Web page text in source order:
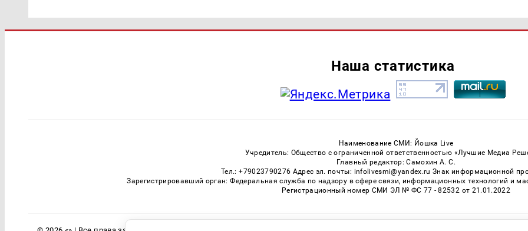
Наша статистика
Наименование СМИ: Йошка Live
Учредитель: Общество с ограниченной ответственностью «Лучшие Медиа
Главный редактор: Самохин А. С.
Тел.: +79023790276 Адрес эл. почты: infolivesmi@yandex.ru Знак информационной
Зарегистрировавший орган: Федеральная служба по надзору в сфере связи, информационных технологий и
Регистрационный номер СМИ ЭЛ № ФС 77 - 82532 от 21.01.2022